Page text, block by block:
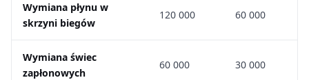
Wymiana płynu w
skrzyni biegów
120 000 60 000
Wymiana świec
zapłonowych
60 000 30 000